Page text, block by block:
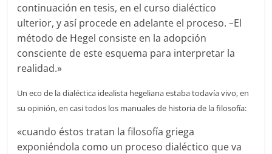
continuación en tesis, en el curso dialéctico
ulterior, y así procede en adelante el proceso.–El
método de Hegel consiste en la adopción
consciente de este esquema para interpretar la
realidad.»
Un eco de la dialéctica idealista hegeliana estaba todavía vivo, en
su opinión, en casi todos los manuales de historia de la filosofía:
«cuando éstos tratan la filosofía griega
exponiéndola como un proceso dialéctico que va